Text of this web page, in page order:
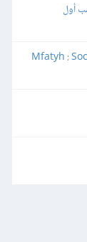
أول